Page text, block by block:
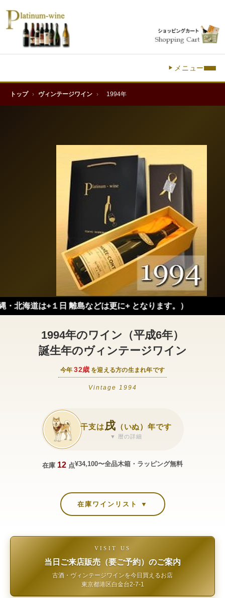
メニュー
トップ › ヴィンテージワイン › 1994年
日 離島などは更に+ となります。）
1994年のワイン（平成6年）
誕生年のヴィンテージワイン
今年 32歳 を迎える方の生まれ年です
Vintage 1994
干支は戌 （いぬ）年です
▼ 暦の詳細
在庫 12 点¥34,100〜全品木箱・ラッピング無料
在庫ワインリスト ▼
VISIT US
当日ご来店販売（要ご予約）のご案内
古酒・ヴィンテージワインを今日買えるお店
東京都港区白金台2-7-1